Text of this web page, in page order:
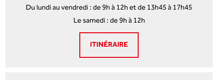
Du lundi au vendredi : de 9h à 12h et de 13h45 à 17h45
Le samedi : de 9h à 12h
ITINÉRAIRE